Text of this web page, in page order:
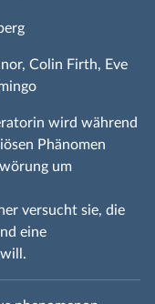
Colin Firth, Eve
wird während
Phänomen
um
versucht sie, die
eine